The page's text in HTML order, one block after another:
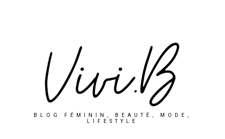
BLOG FÉMININ, BEAUTÉ, MODE,
LIFESTYLE